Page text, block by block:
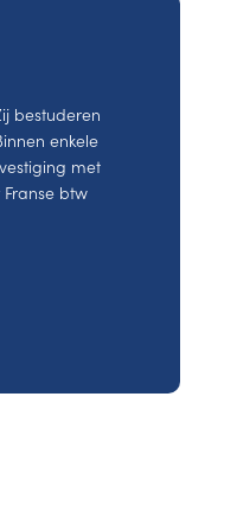
bestuderen
enkele
met
btw